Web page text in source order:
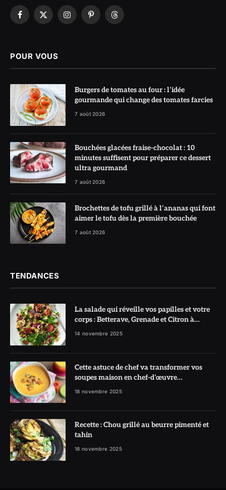
Facebook
X
InstagramPinterestThreads
POUR VOUS
Burgers de tomates au four : l’idée
gourmande qui change des tomates farcies
7 août 2026
Bouchées glacées fraise-chocolat : 10
minutes suffisent pour préparer ce dessert
ultra gourmand
7 août 2026
Brochettes de tofu grillé à l’ananas qui font
aimer le tofu dès la première bouchée
7 août 2026
TENDANCES
La salade qui réveille vos papilles et votre
corps : Betterave, Grenade et Citron à
l’honneur
14 novembre 2025
Cette astuce de chef va transformer vos
soupes maison en chef-d’œuvre
réconfortant
18 novembre 2025
Recette : Chou grillé au beurre pimenté et
tahin
18 novembre 2025